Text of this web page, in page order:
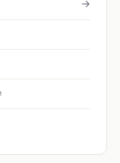
→